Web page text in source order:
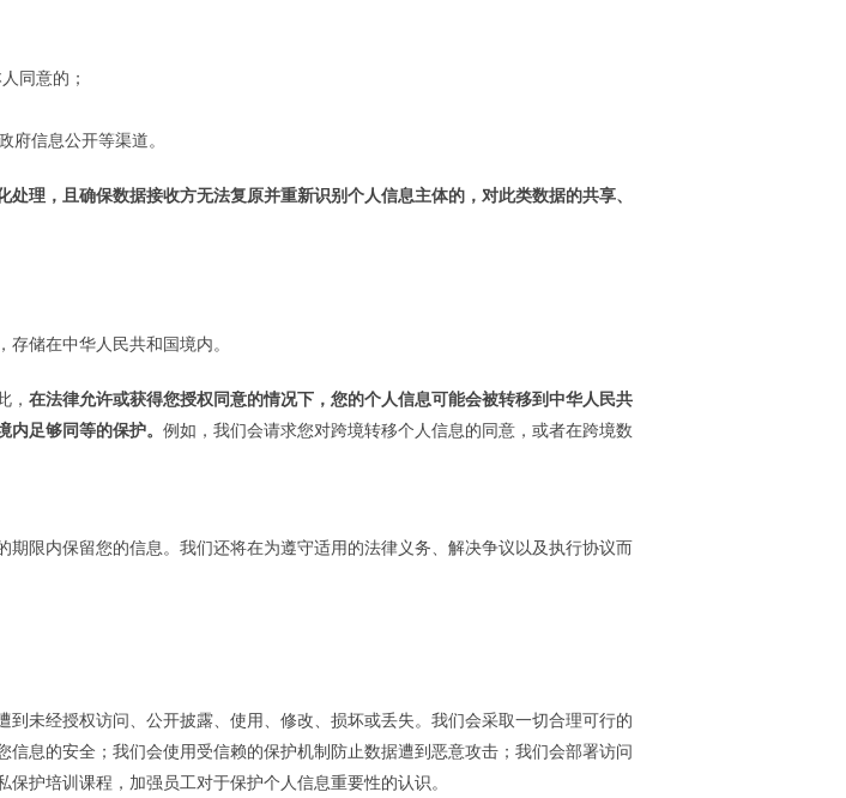
同意的；
信息公开等渠道。
理，且确保数据接收方无法复原并重新识别个人信息主体的，对此类数据的共享、
储在中华人民共和国境内。
， 在法律允许或获得您授权同意的情况下，您的个人信息可能会被转移到中华人民共
足够同等的保护。 例如，我们会请求您对跨境转移个人信息的同意，或者在跨境数
限内保留您的信息。我们还将在为遵守适用的法律义务、解决争议以及执行协议而
未经授权访问、公开披露、使用、修改、损坏或丢失。我们会采取一切合理可行的
息的安全；我们会使用受信赖的保护机制防止数据遭到恶意攻击；我们会部署访问
护培训课程，加强员工对于保护个人信息重要性的认识。